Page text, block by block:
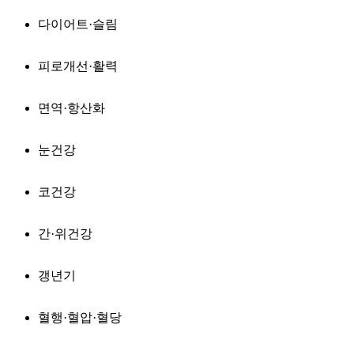
다이어트·슬림
피로개선·활력
면역·항산화
눈건강
코건강
간·위건강
갱년기
혈행·혈압·혈당